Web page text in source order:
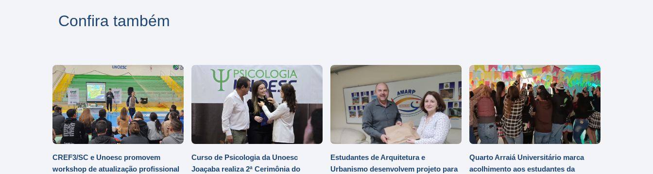
Confira também
CREF3/SC e Unoesc promovem
workshop de atualização profissional
Curso de Psicologia da Unoesc
Joaçaba realiza 2ª Cerimônia do
Estudantes de Arquitetura e
Urbanismo desenvolvem projeto para
Quarto Arraiá Universitário marca
acolhimento aos estudantes da